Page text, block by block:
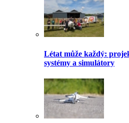
Létat může každý:
systémy a simulátory